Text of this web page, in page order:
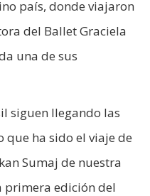
país, donde viajaron
del Ballet Graciela
una de sus
siguen llegando las
que ha sido el viaje de
Sumaj de nuestra
edición del